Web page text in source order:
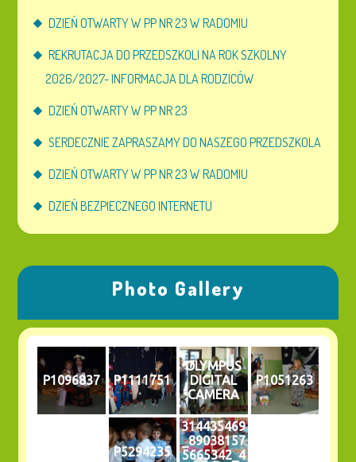
DZIEŃ OTWARTY W PP NR 23 W RADOMIU
REKRUTACJA DO PRZEDSZKOLI NA ROK SZKOLNY
2026/2027- INFORMACJA DLA RODZICÓW
DZIEŃ OTWARTY W PP NR 23
SERDECZNIE ZAPRASZAMY DO NASZEGO PRZEDSZKOLA
DZIEŃ OTWARTY W PP NR 23 W RADOMIU
DZIEŃ BEZPIECZNEGO INTERNETU
Photo Gallery
P1096837 P1111751
OLYMPUS
DIGITAL
CAMERA
P1051263
P5294235
314435469
_89038157
5665342_4